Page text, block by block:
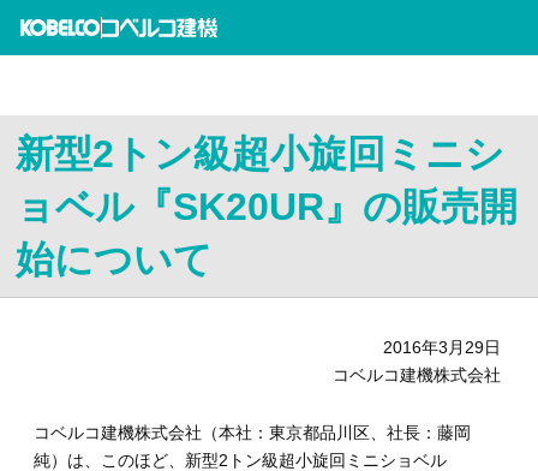
新型2トン級超小旋回ミニシ
ョベル『SK20UR』の販売開
始について
2016年3月29日
コベルコ建機株式会社
コベルコ建機株式会社（本社：東京都品川区、社長：藤岡
純）は、このほど、新型2トン級超小旋回ミニショベル